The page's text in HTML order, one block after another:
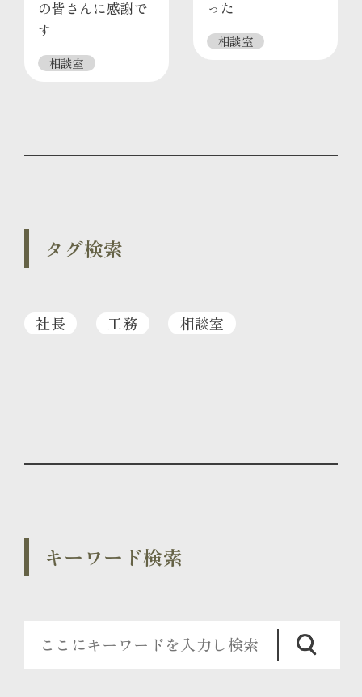
の皆さんに感謝で
す
相談室
った
相談室
タグ検索
社長 工務 相談室
キーワード検索